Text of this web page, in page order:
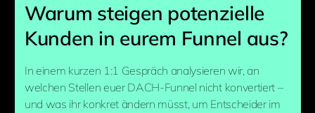
Warum steigen potenzielle
Kunden in eurem Funnel aus?
In einem kurzen 1:1 Gespräch analysieren wir, an
welchen Stellen euer DACH-Funnel nicht konvertiert –
und was ihr konkret ändern müsst, um Entscheider im